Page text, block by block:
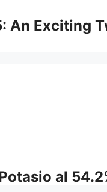
An Exciting
al